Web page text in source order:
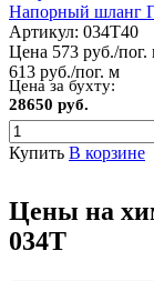
Напорный шланг
Артикул: 034Т40
Цена 573 руб./пог.
613 руб./пог. м
Цена за бухту:
28650 руб.
Купить В корзине
Цены на
034Т